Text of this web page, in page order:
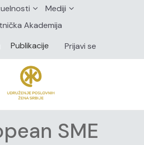
Mediji
Akademija
Publikacije
Prijavi se
SME